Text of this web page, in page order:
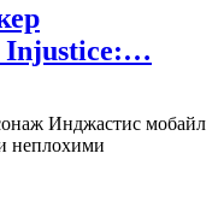
Injustice:…
Инджастис мобайл
неплохими